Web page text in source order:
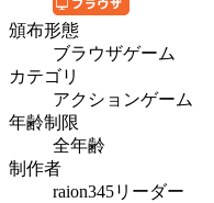
頒布形態
ブラウザゲーム
カテゴリ
アクションゲーム
年齢制限
全年齢
制作者
raion345リーダー